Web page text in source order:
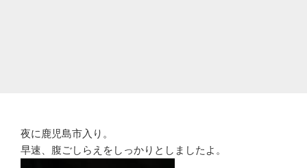
夜に鹿児島市入り。
早速、腹ごしらえをしっかりとしましたよ。